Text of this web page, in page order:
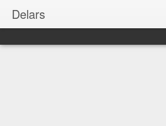
Delars